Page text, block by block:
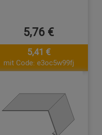
5,76 €
5,41 €
mit Code: e3oc5w99fj